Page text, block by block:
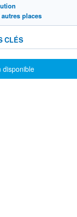
places
CLÉS
disponible